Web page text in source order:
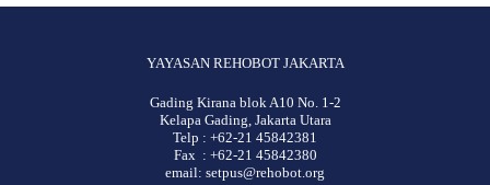
YAYASAN REHOBOT JAKARTA
Gading Kirana blok A10 No. 1-2
Kelapa Gading, Jakarta Utara
Telp : +62-21 45842381
Fax : +62-21 45842380
email: setpus@rehobot.org